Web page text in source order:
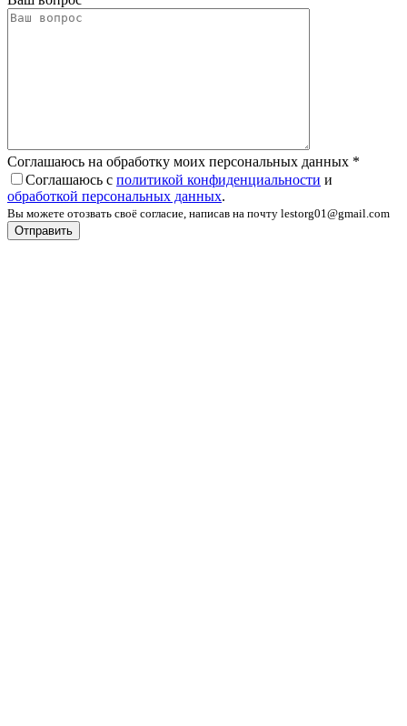
Соглашаюсь на обработку моих персональных данных *
Соглашаюсь с политикой конфиденциальности и
обработкой персональных данных.
Вы можете отозвать своё согласие, написав на почту lestorg01@gmail.com